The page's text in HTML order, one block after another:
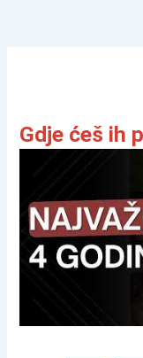
Gdje ćeš ih